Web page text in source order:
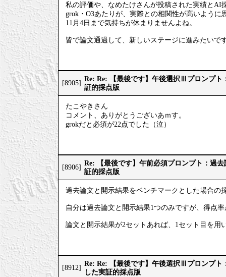
私の評価や、なめたけさんが投稿された実績とAI
grok・O3あたりが、実際との相関性が高いように
11月4日まで気持ちが休まりませんよね。
皆で論文通過して、新しいステージに進みたいで
[8905]
Re: Re: 【最後です】午後選択Ⅲプロンプト
証的採点版
たこやきさん
コメント、ありがとうございあｍす。
grokだと必須が22点でした（泣）
[8906]
Re: 【最後です】午前必須プロンプト：過
証的採点版
過去論文と開示結果をベンチマークとした場合の
自分は過去論文と開示結果1つのみですが、得点
論文と開示結果が2セットあれば、1セット目を
[8912]
Re: Re: 【最後です】午後選択Ⅲプロンプト
した実証的採点版